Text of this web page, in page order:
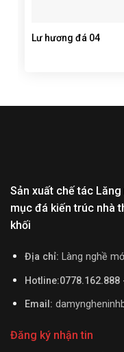
Lư hương đá 04
Sản xuất chế tác
mục đá kiến trúc nhà
khối
Địa chỉ: Làng nghề
Hotline:0778.162.888
Email:
Đăng ký nhận tin